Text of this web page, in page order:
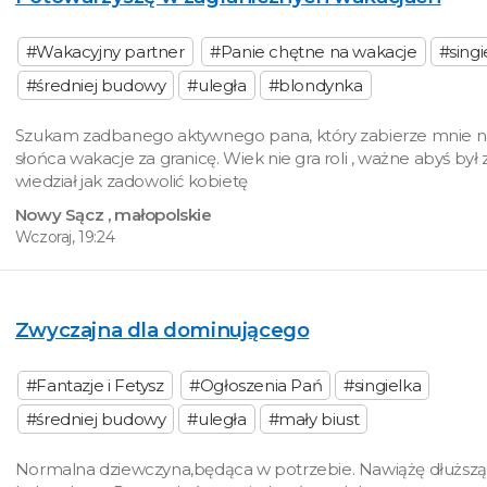
#Wakacyjny partner #Panie chętne na wakacje
#średniej budowy
#uległa #blondynka
Szukam zadbanego aktywnego pana, który zabierze mnie
słońca wakacje za granicę. Wiek nie gra roli , ważne abyś był
wiedział jak zadowolić kobietę
Nowy Sącz , małopolskie
Wczoraj, 19:24
Zwyczajna dla dominującego
#Fantazje i Fetysz #Ogłoszenia Pań
#singielka
#średniej budowy
#uległa #mały biust
Normalna dziewczyna,będąca w potrzebie. Nawiążę